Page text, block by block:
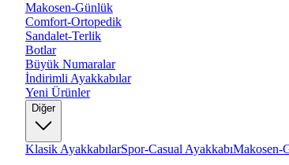
Makosen-Günlük
Comfort-Ortopedik
Sandalet-Terlik
Botlar
Büyük Numaralar
İndirimli Ayakkabılar
Yeni Ürünler
Diğer
Klasik AyakkabılarSpor-Casual AyakkabıMakosen-